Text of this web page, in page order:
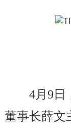
4月9日
董事长薛文